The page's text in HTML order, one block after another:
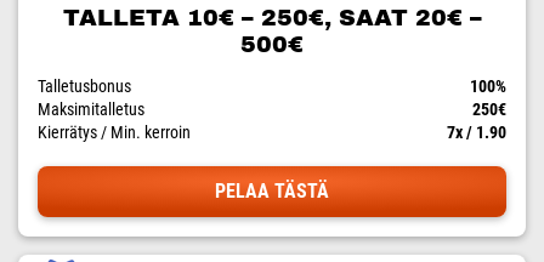
TALLETA 10€ – 250€, SAAT 20€ –
500€
Talletusbonus
100%
Maksimitalletus
250€
Kierrätys / Min. kerroin
7x / 1.90
PELAA TÄSTÄ